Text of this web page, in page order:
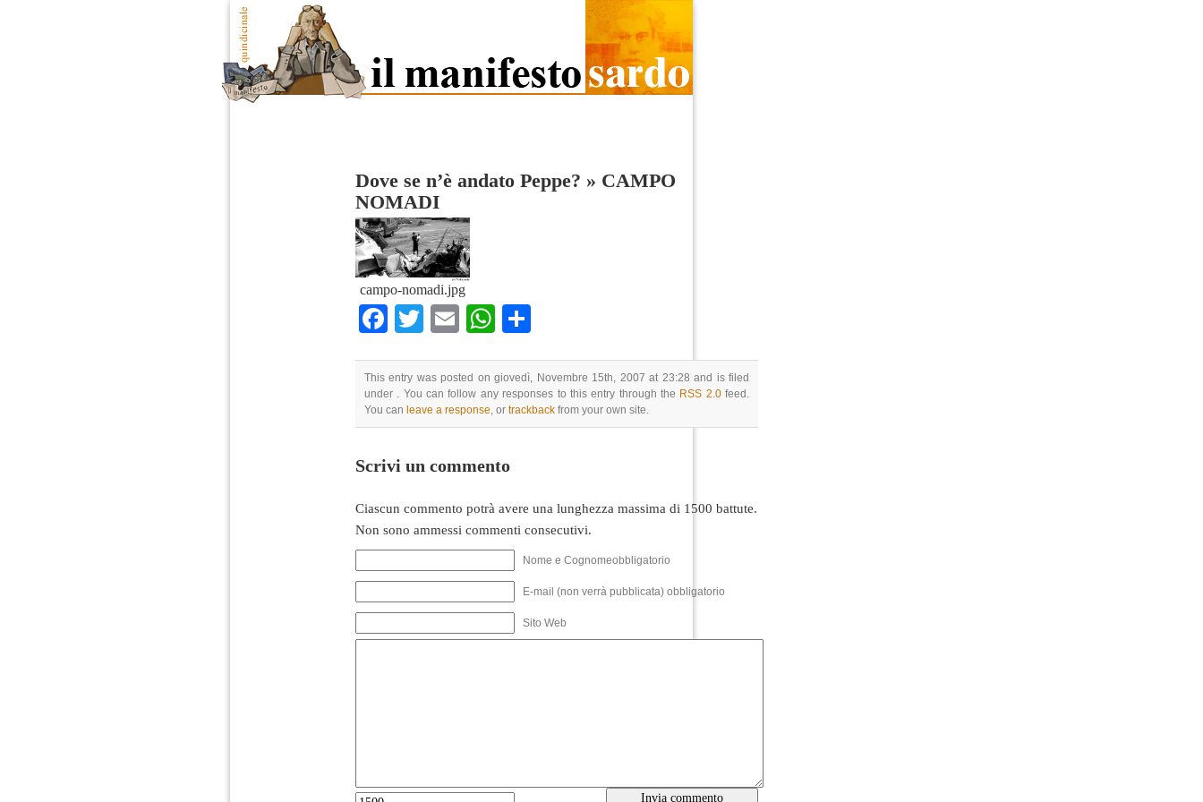
Dove se n’è andato Peppe? » CAMPO
NOMADI
campo-nomadi.jpg
Facebook
Twitter
EmailWhatsApp
This entry was posted on giovedì, Novembre 15th, 2007 at 23:28 and is filed
under . You can follow any responses to this entry through the RSS 2.0feed.
You can leave a response , or trackback from your own site.
Scrivi un commento
Ciascun commento potrà avere una lunghezza massima di 1500 battute.
Non sono ammessi commenti consecutivi.
Nome e Cognomeobbligatorio
E-mail (non verrà pubblicata) obbligatorio
Sito Web